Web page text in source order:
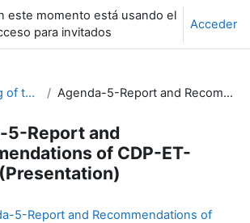
este momento está usando el
para invitados
Acceder
2nd Meeting of the CDP (3-4 February 2021) Agenda-5-Report and Recommendations of CDP-ET-HRDET (Presentation)
5-Report and
of CDP-ET-
5-Report and Recommendations of